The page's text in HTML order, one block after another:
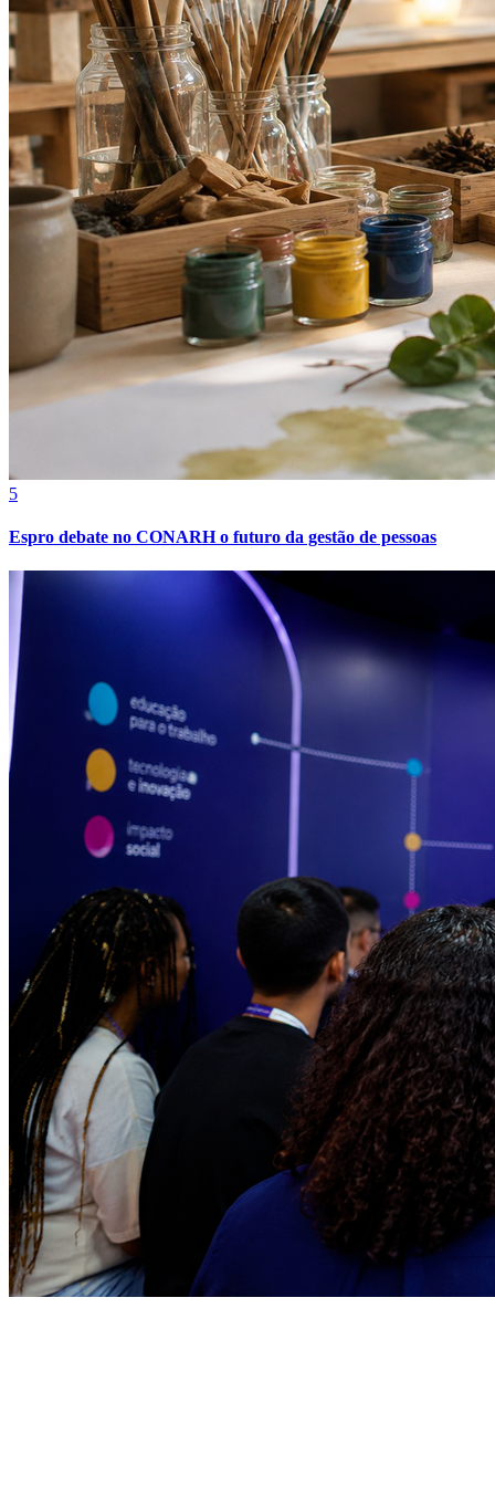
Juventude
Ceará
Goiás
5
Espro debate no CONARH o futuro da gestão de pessoas